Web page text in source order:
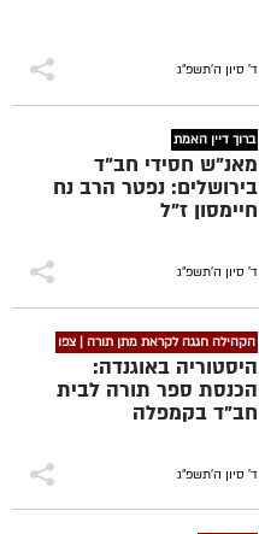
ד' סיון ה׳תשפ״ג
ברוך דיין האמת
מאנ"ש חסידי חב"ד
בירושלים: נפטר הרב נח
חיימסון ז"ל
ד' סיון ה׳תשפ״ג
הקהילה חגגה לקראת מתן תורה | צפו
היסטוריה באוגנדה:
הכנסת ספר תורה לבית
חב"ד בקמפלה
ד' סיון ה׳תשפ״ג